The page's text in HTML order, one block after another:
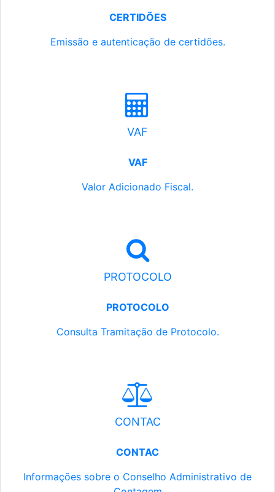
CERTIDÕES
Emissão e autenticação de certidões.
VAF
VAF
Valor Adicionado Fiscal.
PROTOCOLO
PROTOCOLO
Consulta Tramitação de Protocolo.
CONTAC
CONTAC
Informações sobre o Conselho Administrativo de